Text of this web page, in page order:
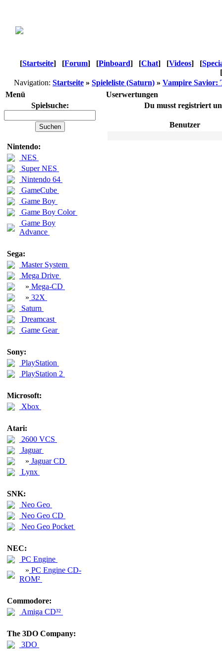
[Startseite] [Forum] [Pinboard] [Chat] [Videos] [
[
Navigation: Startseite » Spieleliste (Saturn) » Vampire Savior:
Menü
Userwertungen
Spielsuche:
Nintendo:
NES
Super NES
Nintendo 64
GameCube
Game Boy
Game Boy Color
Game Boy
Advance
Sega:
Master System
Mega Drive
» Mega-CD
» 32X
Saturn
Dreamcast
Game Gear
Sony:
PlayStation
PlayStation 2
Microsoft:
Xbox
Atari:
2600 VCS
Jaguar
» Jaguar CD
Lynx
SNK:
Neo Geo
Neo Geo CD
Neo Geo Pocket
NEC:
PC Engine
» PC Engine CD-
ROM²
Commodore:
Amiga CD³²
The 3DO Company:
3DO
Du musst registriert
Benutzer